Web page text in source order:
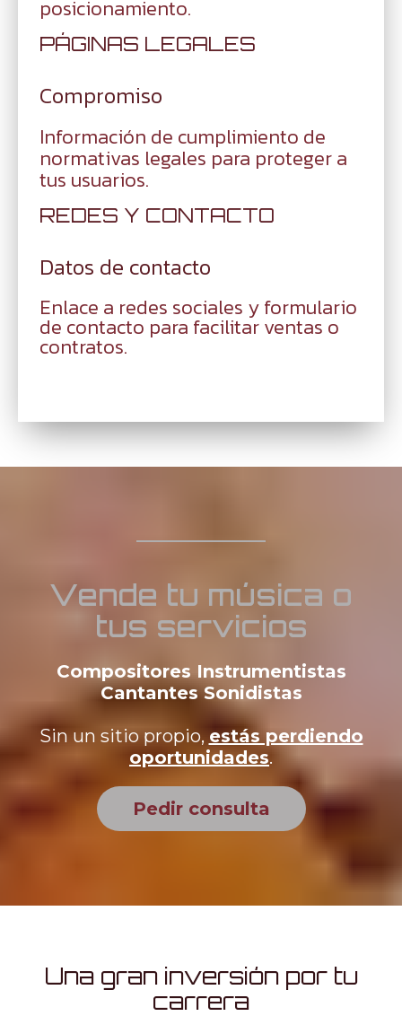
posicionamiento.
PÁGINAS LEGALES
Compromiso
Información de cumplimiento de
normativas legales para proteger a
tus usuarios.
REDES Y CONTACTO
Datos de contacto
Enlace a redes sociales y formulario
de contacto para facilitar ventas o
contratos.
Vende tu música o
tus servicios
Compositores Instrumentistas
Cantantes Sonidistas
Sin un sitio propio,estás perdiendo
oportunidades.
Pedir consulta
Una gran inversión por tu
carrera